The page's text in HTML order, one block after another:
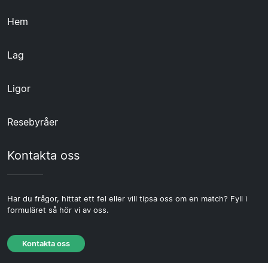
Hem
Lag
Ligor
Resebyråer
Kontakta oss
Har du frågor, hittat ett fel eller vill tipsa oss om en match? Fyll i
formuläret så hör vi av oss.
Kontakta oss